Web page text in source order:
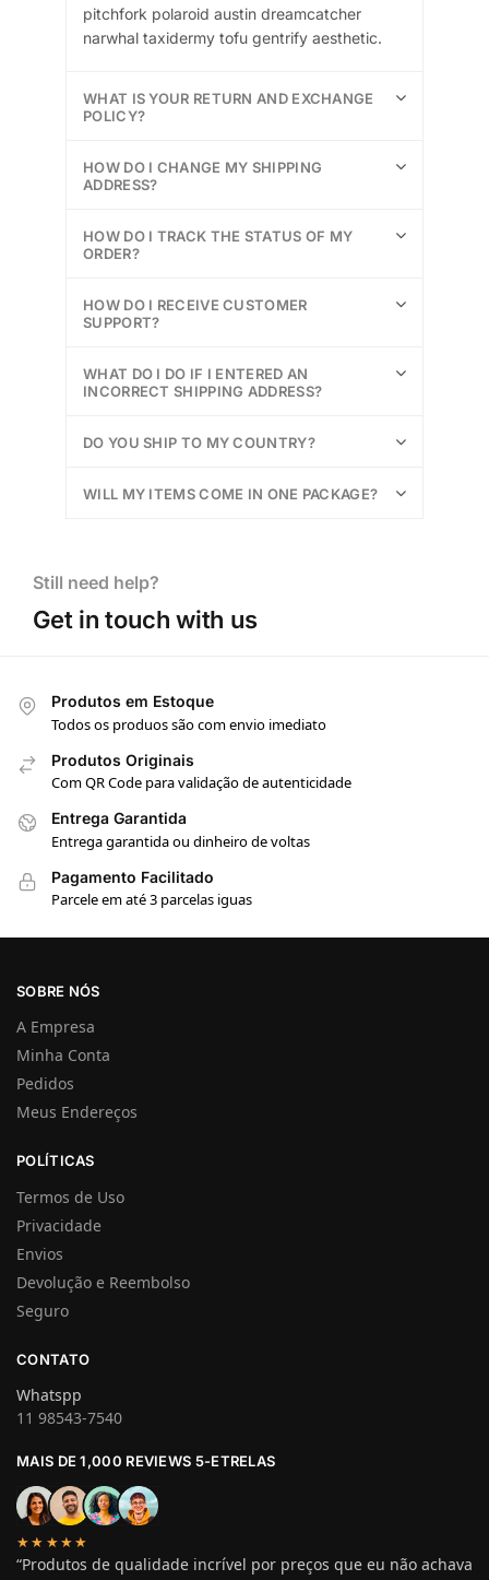
pitchfork polaroid austin dreamcatcher
narwhal taxidermy tofu gentrify aesthetic.
WHAT IS YOUR RETURN AND EXCHANGE
POLICY?
HOW DO I CHANGE MY SHIPPING
ADDRESS?
HOW DO I TRACK THE STATUS OF MY
ORDER?
HOW DO I RECEIVE CUSTOMER
SUPPORT?
WHAT DO I DO IF I ENTERED AN
INCORRECT SHIPPING ADDRESS?
DO YOU SHIP TO MY COUNTRY?
WILL MY ITEMS COME IN ONE PACKAGE?
Still need help?
Get in touch with us
Produtos em Estoque
Todos os produos são com envio imediato
Produtos Originais
Com QR Code para validação de autenticidade
Entrega Garantida
Entrega garantida ou dinheiro de voltas
Pagamento Facilitado
Parcele em até 3 parcelas iguas
SOBRE NÓS
A Empresa
Minha Conta
Pedidos
Meus Endereços
POLÍTICAS
Termos de Uso
Privacidade
Envios
Devolução e Reembolso
Seguro
CONTATO
Whatspp
11 98543-7540
MAIS DE 1,000 REVIEWS 5-ETRELAS
★★★★★
“Produtos de qualidade incrível por preços que eu não achava